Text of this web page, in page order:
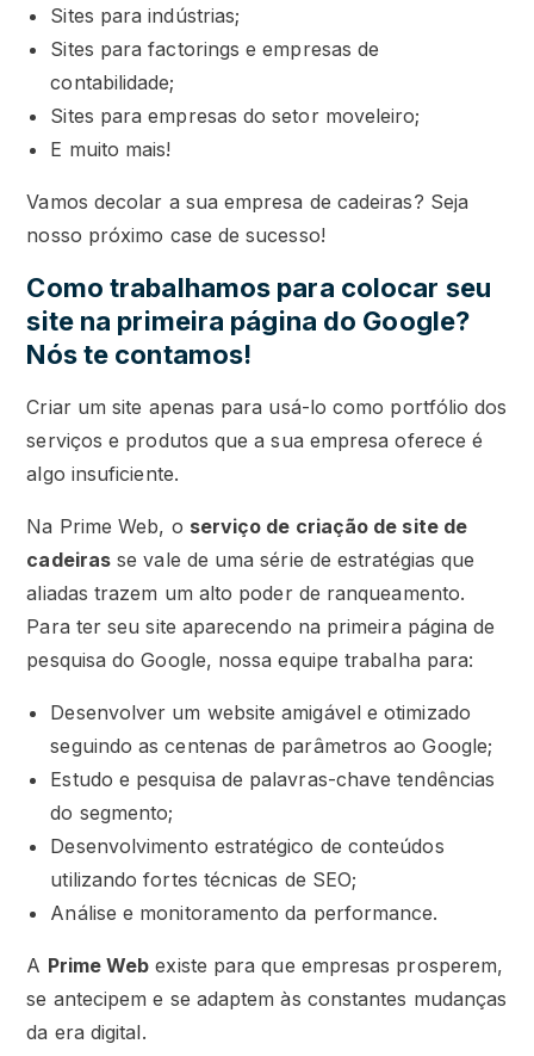
Sites para indústrias;
Sites para factorings e empresas de
contabilidade;
Sites para empresas do setor moveleiro;
E muito mais!
Vamos decolar a sua empresa de cadeiras? Seja
nosso próximo case de sucesso!
Como trabalhamos para colocar seu
site na primeira página do Google?
Nós te contamos!
Criar um site apenas para usá-lo como portfólio dos
serviços e produtos que a sua empresa oferece é
algo insuficiente.
Na Prime Web, o serviço de criação de site de
cadeiras se vale de uma série de estratégias que
aliadas trazem um alto poder de ranqueamento.
Para ter seu site aparecendo na primeira página de
pesquisa do Google, nossa equipe trabalha para:
Desenvolver um website amigável e otimizado
seguindo as centenas de parâmetros ao Google;
Estudo e pesquisa de palavras-chave tendências
do segmento;
Desenvolvimento estratégico de conteúdos
utilizando fortes técnicas de SEO;
Análise e monitoramento da performance.
A Prime Web existe para que empresas prosperem,
se antecipem e se adaptem às constantes mudanças
da era digital.